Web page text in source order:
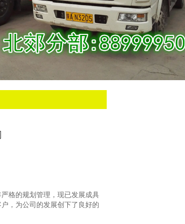
格的规划管理，现已发展成具
，为公司的发展创下了良好的